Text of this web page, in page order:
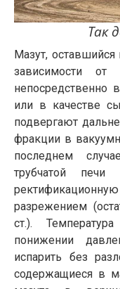
Так
Мазут,
зависимости от
непосредственно
или в качестве
подвергают
фракции в
последнем
трубчатой
разрежением
ст.).
понижении
испарить без
содержащиеся в